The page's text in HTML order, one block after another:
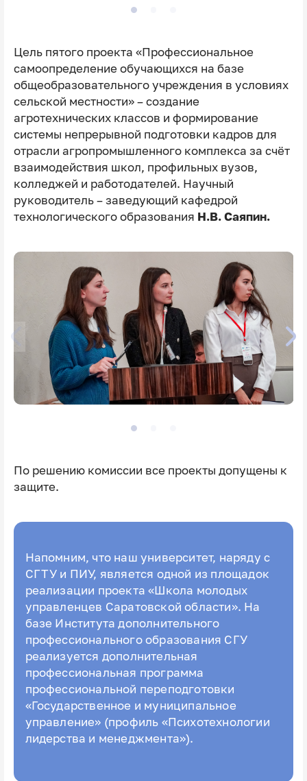
Цель пятого проекта «Профессиональное
самоопределение обучающихся на базе
общеобразовательного учреждения в условиях
сельской местности» – создание
агротехнических классов и формирование
системы непрерывной подготовки кадров для
отрасли агропромышленного комплекса за счёт
взаимодействия школ, профильных вузов,
колледжей и работодателей. Научный
руководитель – заведующий кафедрой
технологического образования Н.В. Саяпин.
По решению комиссии все проекты допущены к
защите.
Напомним, что наш университет, наряду с
СГТУ и ПИУ, является одной из площадок
реализации проекта «Школа молодых
управленцев Саратовской области». На
базе Института дополнительного
профессионального образования СГУ
реализуется дополнительная
профессиональная программа
профессиональной переподготовки
«Государственное и муниципальное
управление» (профиль «Психотехнологии
лидерства и менеджмента»).